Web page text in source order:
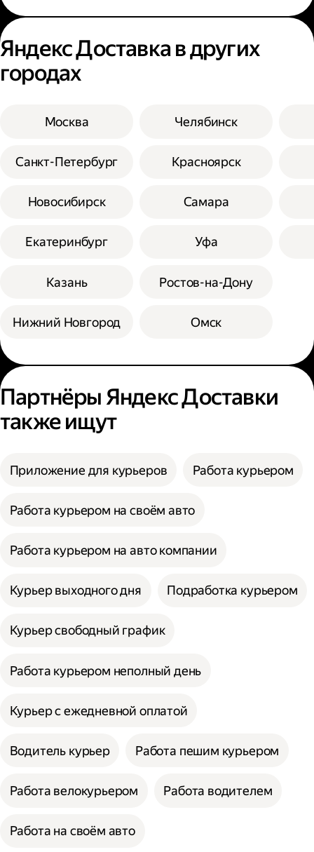
Яндекс Доставка в других
городах
Москва
Санкт-Петербург
Новосибирск
Екатеринбург
Казань
Нижний Новгород
Челябинск
Красноярск
Самара
Уфа
Ростов-на-Дону
Омск
Партнёры Яндекс Доставки
также ищут
Приложение для курьеров Работа курьером
Работа курьером на своём авто
Работа курьером на авто компании
Курьер выходного дня Подработка курьером
Курьер свободный график
Работа курьером неполный день
Курьер с ежедневной оплатой
Водитель курьер Работа пешим курьером
Работа велокурьером Работа водителем
Работа на своём авто